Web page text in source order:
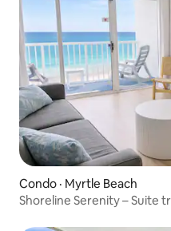
Condo · Myrtle Beach
Shoreline Serenity – Suite